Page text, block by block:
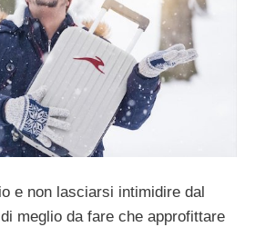
e non lasciarsi intimidire dal
meglio da fare che approfittare